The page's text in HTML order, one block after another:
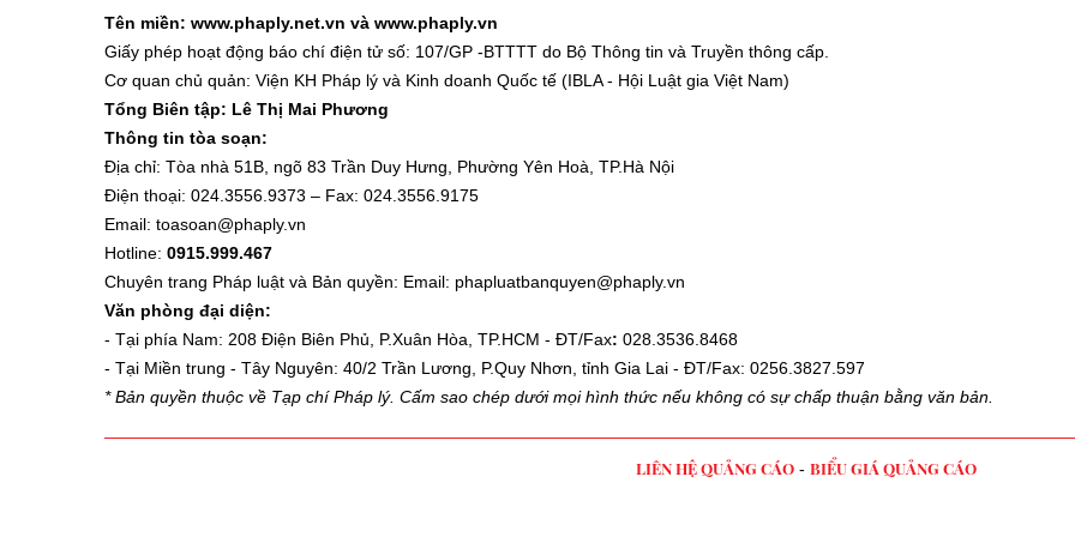
Bạn đọc đặt tạp chí Pháp lý dài hạn vui lòng để lại thông tin
Tên miền: www.phaply.net.vn và www.phaply.vn
Cơ quan chủ quản: Viện KH Pháp lý và Kinh doanh Quốc tế (IBLA - Hội Luật gia Việt Nam)